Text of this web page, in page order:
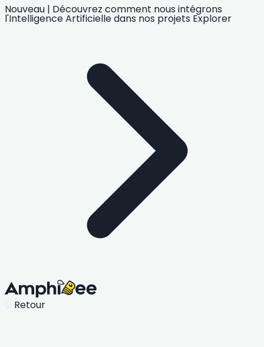
Nouveau | Découvrez comment nous intégrons
l'Intelligence Artificielledans nos projets Explorer
Retour